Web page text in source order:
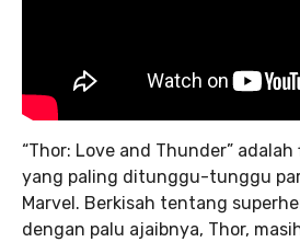
“Thor: Love and Thunder” adalah
yang paling ditunggu-tunggu
Marvel. Berkisah tentang
dengan palu ajaibnya, Thor,